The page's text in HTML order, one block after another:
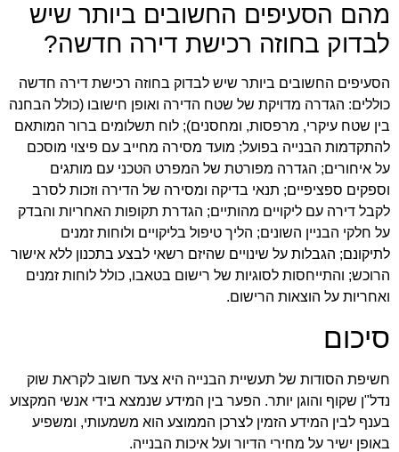
מהם הסעיפים החשובים ביותר שיש
לבדוק בחוזה רכישת דירה חדשה?
הסעיפים החשובים ביותר שיש לבדוק בחוזה רכישת דירה חדשה
כוללים: הגדרה מדויקת של שטח הדירה ואופן חישובו (כולל הבחנה
בין שטח עיקרי, מרפסות, ומחסנים); לוח תשלומים ברור המותאם
להתקדמות הבנייה בפועל; מועד מסירה מחייב עם פיצוי מוסכם
על איחורים; הגדרה מפורטת של המפרט הטכני עם מותגים
וספקים ספציפיים; תנאי בדיקה ומסירה של הדירה וזכות לסרב
לקבל דירה עם ליקויים מהותיים; הגדרת תקופות האחריות והבדק
על חלקי הבניין השונים; הליך טיפול בליקויים ולוחות זמנים
לתיקונם; הגבלות על שינויים שהיזם רשאי לבצע בתכנון ללא אישור
הרוכש; והתייחסות לסוגיות של רישום בטאבו, כולל לוחות זמנים
ואחריות על הוצאות הרישום.
סיכום
חשיפת הסודות של תעשיית הבנייה היא צעד חשוב לקראת שוק
נדל"ן שקוף והוגן יותר. הפער בין המידע שנמצא בידי אנשי המקצוע
בענף לבין המידע הזמין לצרכן הממוצע הוא משמעותי, ומשפיע
באופן ישיר על מחירי הדיור ועל איכות הבנייה.